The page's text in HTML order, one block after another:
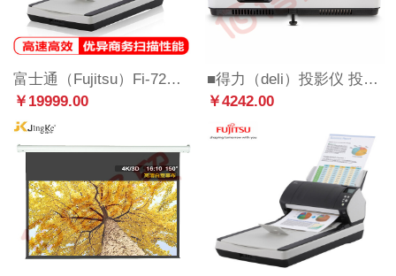
富士通（Fujitsu）Fi-7260扫描仪A4高速双面自动进纸带平板
￥19999.00
■得力（deli）投影仪 投影机 投影仪办公 投影仪家用小型 DPE-W535
￥4242.00